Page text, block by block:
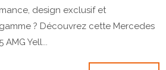
design exclusif et
? Découvrez cette Mercedes
Yell...